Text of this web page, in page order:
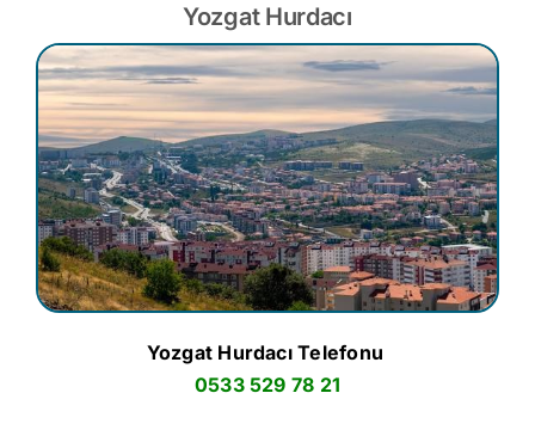
Yozgat Hurdacı
Yozgat Hurdacı Telefonu
0533 529 78 21